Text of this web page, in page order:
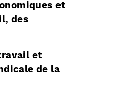
et
des
et
de la